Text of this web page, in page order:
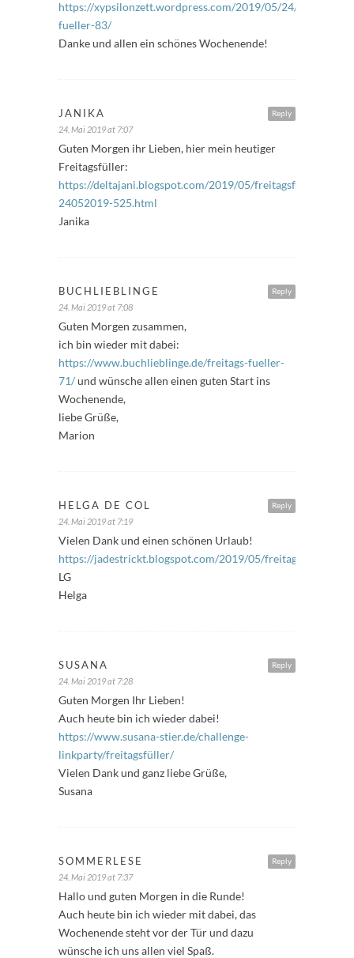
https://xypsilonzett.wordpress.com/2019/05/24/freitags-
fueller-83/
Danke und allen ein schönes Wochenende!
Reply
JANIKA
24. Mai 2019 at 7:07
Guten Morgen ihr Lieben, hier mein heutiger
Freitagsfüller:
https://deltajani.blogspot.com/2019/05/freitagsfuller-
24052019-525.html
Janika
Reply
BUCHLIEBLINGE
24. Mai 2019 at 7:08
Guten Morgen zusammen,
ich bin wieder mit dabei:
https://www.buchlieblinge.de/freitags-fueller-
71/und wünsche allen einen guten Start ins
Wochenende,
liebe Grüße,
Marion
Reply
HELGA DE COL
24. Mai 2019 at 7:19
Vielen Dank und einen schönen Urlaub!
https://jadestrickt.blogspot.com/2019/05/
LG
Helga
Reply
SUSANA
24. Mai 2019 at 7:28
Guten Morgen Ihr Lieben!
Auch heute bin ich wieder dabei!
https://www.susana-stier.de/challenge-
linkparty/freitagsfüller/
Vielen Dank und ganz liebe Grüße,
Susana
Reply
SOMMERLESE
24. Mai 2019 at 7:37
Hallo und guten Morgen in die Runde!
Auch heute bin ich wieder mit dabei, das
Wochenende steht vor der Tür und dazu
wünsche ich uns allen viel Spaß.